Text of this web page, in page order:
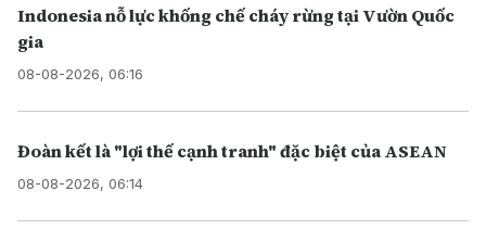
Indonesia nỗ lực khống chế cháy rừng tại Vườn Quốc
gia
08-08-2026, 06:16
Đoàn kết là "lợi thế cạnh tranh" đặc biệt của ASEAN
08-08-2026, 06:14